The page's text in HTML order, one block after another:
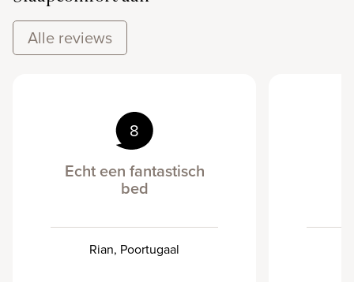
Alle reviews
8
Echt een fantastisch
bed
Rian, Poortugaal